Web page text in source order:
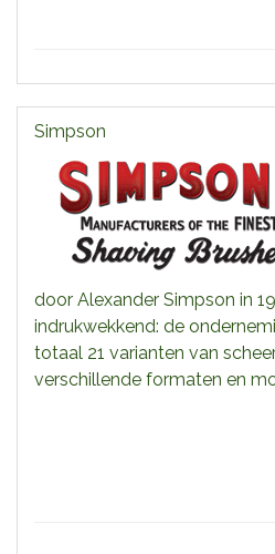
Simpson
door Alexander Simpson in
indrukwekkend: de
totaal 21 varianten van
verschillende formaten en